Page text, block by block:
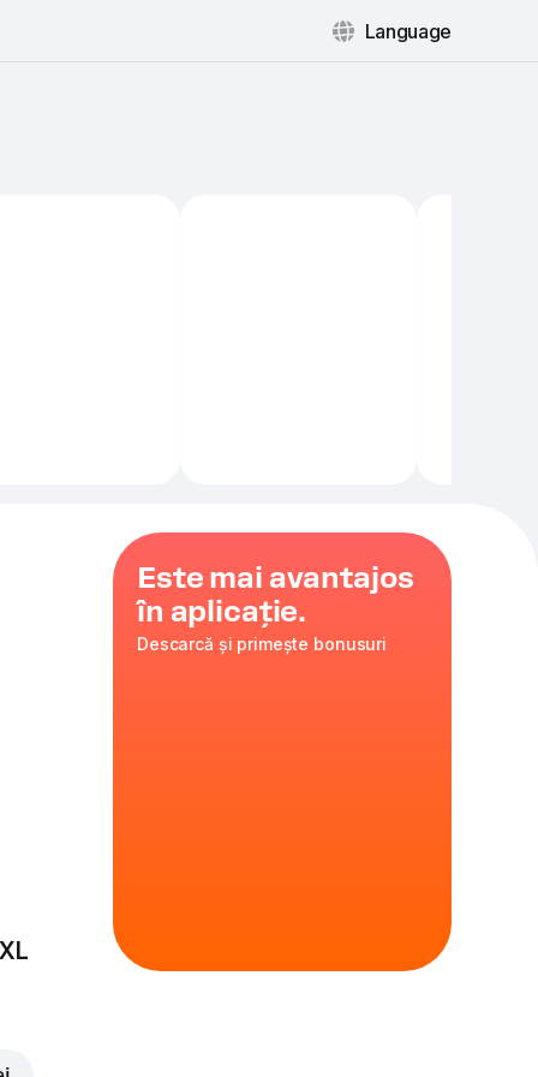
Language
Este mai avantajos
în aplicație.
Descarcă și primește bonusuri